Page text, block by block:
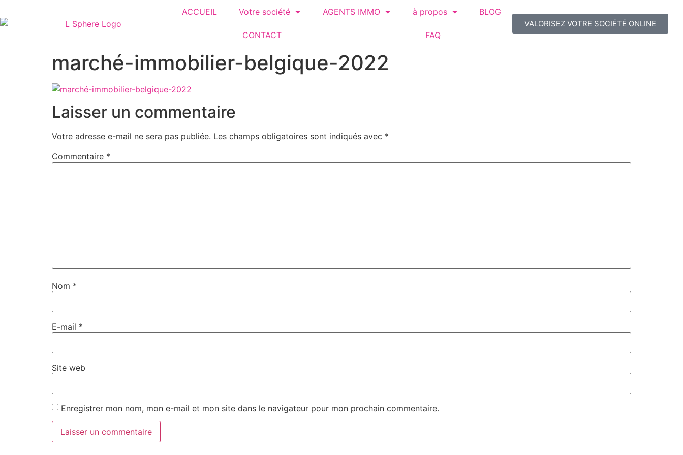
ACCUEIL Votre société AGENTS IMMO à propos BLOG
CONTACT FAQ
VALORISEZ VOTRE SOCIÉTÉ ONLINE
marché-immobilier-belgique-2022
Laisser un commentaire
Votre adresse e-mail ne sera pas publiée. Les champs obligatoires sont indiqués avec *
Commentaire *
Nom *
E-mail *
Site web
Enregistrer mon nom, mon e-mail et mon site dans le navigateur pour mon prochain commentaire.